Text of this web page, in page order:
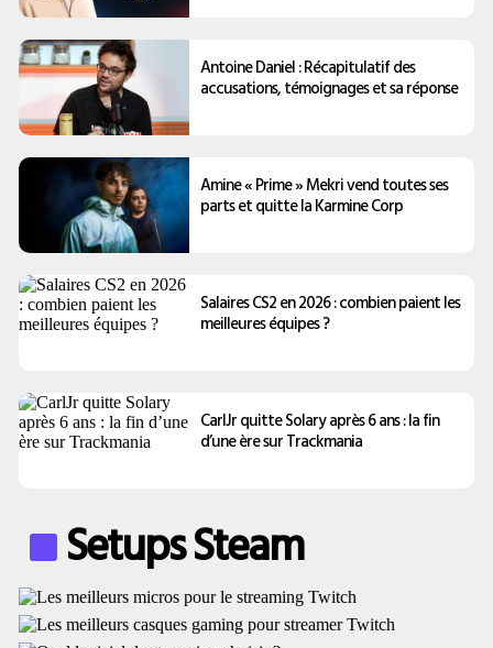
Antoine Daniel : Récapitulatif des
accusations, témoignages et sa réponse
Amine « Prime » Mekri vend toutes ses
parts et quitte la Karmine Corp
Salaires CS2 en 2026 : combien paient les
meilleures équipes ?
CarlJr quitte Solary après 6 ans : la fin
d’une ère sur Trackmania
Setups Steam